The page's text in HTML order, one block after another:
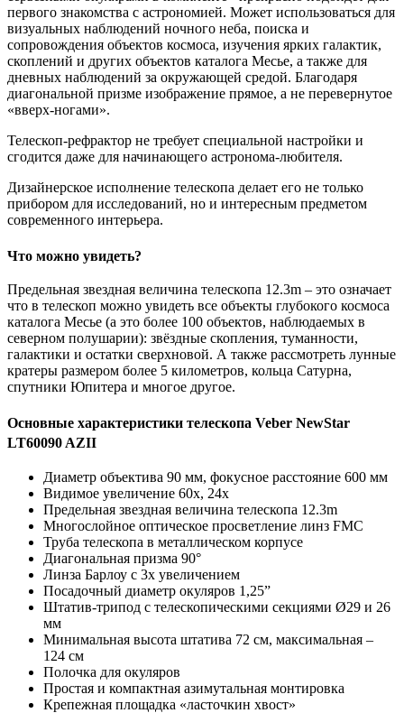
первого знакомства с астрономией. Может использоваться для
визуальных наблюдений ночного неба, поиска и
сопровождения объектов космоса, изучения ярких галактик,
скоплений и других объектов каталога Месье, а также для
дневных наблюдений за окружающей средой. Благодаря
диагональной призме изображение прямое, а не перевернутое
«вверх-ногами».
Телескоп-рефрактор не требует специальной настройки и
сгодится даже для начинающего астронома-любителя.
Дизайнерское исполнение телескопа делает его не только
прибором для исследований, но и интересным предметом
современного интерьера.
Что можно увидеть?
Предельная звездная величина телескопа 12.3m – это означает
что в телескоп можно увидеть все объекты глубокого космоса
каталога Месье (а это более 100 объектов, наблюдаемых в
северном полушарии): звёздные скопления, туманности,
галактики и остатки сверхновой. А также рассмотреть лунные
кратеры размером более 5 километров, кольца Сатурна,
спутники Юпитера и многое другое.
Основные характеристики телескопа Veber NewStar
LT60090 AZII
Диаметр объектива 90 мм, фокусное расстояние 600 мм
Видимое увеличение 60х, 24х
Предельная звездная величина телескопа 12.3m
Многослойное оптическое просветление линз FMC
Труба телескопа в металлическом корпусе
Диагональная призма 90°
Линза Барлоу с 3х увеличением
Посадочный диаметр окуляров 1,25”
Штатив-трипод с телескопическими секциями Ø29 и 26
мм
Минимальная высота штатива 72 см, максимальная –
124 см
Полочка для окуляров
Простая и компактная азимутальная монтировка
Крепежная площадка «ласточкин хвост»